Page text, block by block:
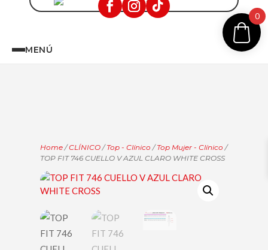
MENÚ
Home/CLÍNICO/Top - Clínico /Top Mujer - Clínico /
TOP FIT 746 CUELLO V AZUL CLARO WHITE CROSS
0